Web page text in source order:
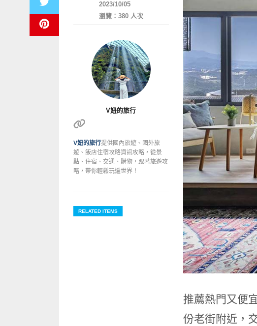
推薦熱門又便
份老街附近，
2023/10/05
瀏覽：380 人次
V妞的旅行
V妞的旅行提供國內旅遊、國外旅
遊、飯店住宿攻略資訊攻略，從景
點、住宿、交通、購物，跟著旅遊攻
略，帶你輕鬆玩遍世界！
RELATED ITEMS